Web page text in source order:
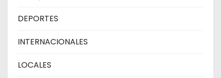
DEPORTES
INTERNACIONALES
LOCALES